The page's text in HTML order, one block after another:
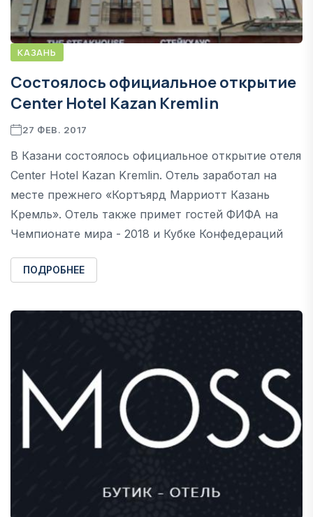
КАЗАНЬ
Состоялось официальное открытие
Center Hotel Kazan Kremlin
27 ФЕВ. 2017
В Казани состоялось официальное открытие отеля
Center Hotel Kazan Kremlin. Отель заработал на
месте прежнего «Кортъярд Марриотт Казань
Кремль». Отель также примет гостей ФИФА на
Чемпионате мира - 2018 и Кубке Конфедераций
ПОДРОБНЕЕ